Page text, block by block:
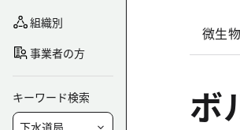
組織別
事業者の方
キーワード検索
微生
ボ